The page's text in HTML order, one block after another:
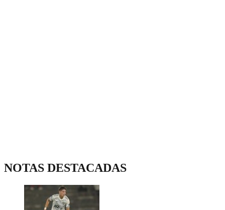
NOTAS DESTACADAS